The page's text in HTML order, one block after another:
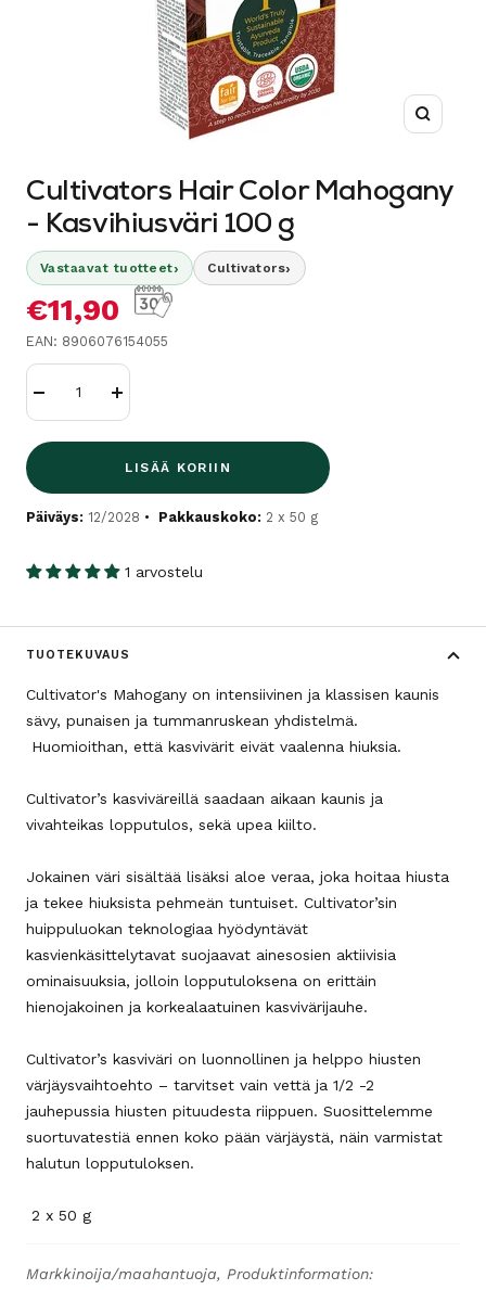
Cultivators Hair Color Mahogany
- Kasvihiusväri 100 g
Vastaavat tuotteet› Cultivators›
Alennushinta
€11,90
EAN: 8906076154055
Lisää
LISÄÄ KORIIN
Päiväys: 12/2028 Pakkauskoko: 2 x 50 g
1 arvostelu
TUOTEKUVAUS
Cultivator's Mahogany on intensiivinen ja klassisen kaunis
sävy, punaisen ja tummanruskean yhdistelmä.
Huomioithan, että kasvivärit eivät vaalenna hiuksia.
Cultivator’s kasviväreillä saadaan aikaan kaunis ja
vivahteikas lopputulos, sekä upea kiilto.
Jokainen väri sisältää lisäksi aloe veraa, joka hoitaa hiusta
ja tekee hiuksista pehmeän tuntuiset. Cultivator’sin
huippuluokan teknologiaa hyödyntävät
kasvienkäsittelytavat suojaavat ainesosien aktiivisia
ominaisuuksia, jolloin lopputuloksena on erittäin
hienojakoinen ja korkealaatuinen kasvivärijauhe.
Cultivator’s kasviväri on luonnollinen ja helppo hiusten
värjäysvaihtoehto – tarvitset vain vettä ja 1/2 -2
jauhepussia hiusten pituudesta riippuen. Suosittelemme
suortuvatestiä ennen koko pään värjäystä, näin varmistat
halutun lopputuloksen.
2 x 50 g
Markkinoija/maahantuoja, Produktinformation: